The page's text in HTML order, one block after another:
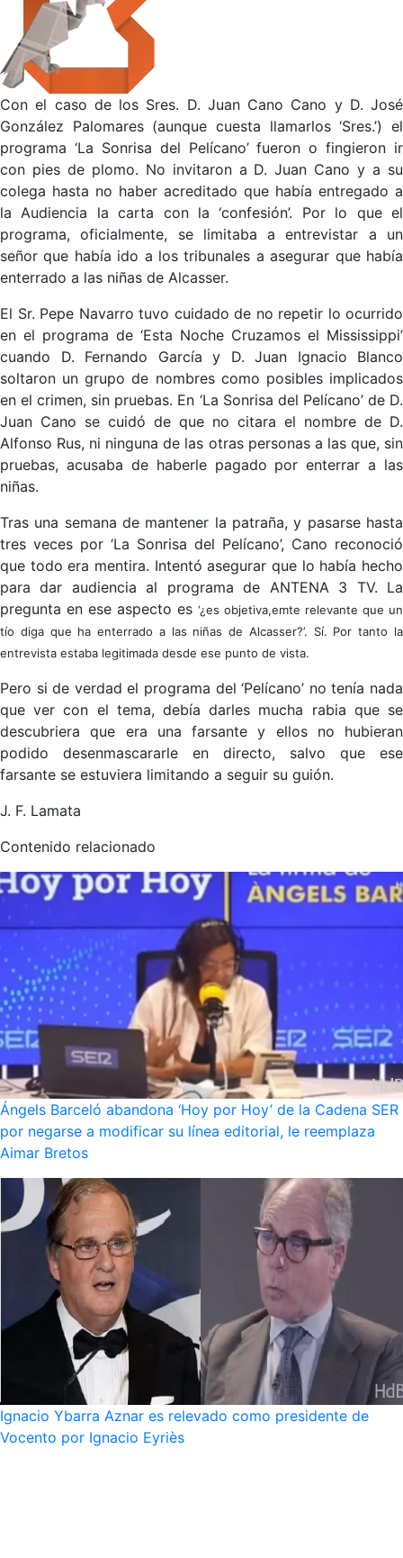
Con el caso de los Sres. D. Juan Cano Cano y D. José
González Palomares (aunque cuesta llamarlos ‘Sres.’) el
programa ‘La Sonrisa del Pelícano’ fueron o fingieron ir
con pies de plomo. No invitaron a D. Juan Cano y a su
colega hasta no haber acreditado que había entregado a
la Audiencia la carta con la ‘confesión’. Por lo que el
programa, oficialmente, se limitaba a entrevistar a un
señor que había ido a los tribunales a asegurar que había
enterrado a las niñas de Alcasser.
El Sr. Pepe Navarro tuvo cuidado de no repetir lo ocurrido
en el programa de ‘Esta Noche Cruzamos el Mississippi’
cuando D. Fernando García y D. Juan Ignacio Blanco
soltaron un grupo de nombres como posibles implicados
en el crimen, sin pruebas. En ‘La Sonrisa del Pelícano’ de D.
Juan Cano se cuidó de que no citara el nombre de D.
Alfonso Rus, ni ninguna de las otras personas a las que, sin
pruebas, acusaba de haberle pagado por enterrar a las
niñas.
Tras una semana de mantener la patraña, y pasarse hasta
tres veces por ‘La Sonrisa del Pelícano’, Cano reconoció
que todo era mentira. Intentó asegurar que lo había hecho
para dar audiencia al programa de ANTENA 3 TV. La
pregunta en ese aspecto es ‘¿es objetiva,emte relevante que un
tío diga que ha enterrado a las niñas de Alcasser?’. Sí. Por tanto la
entrevista estaba legitimada desde ese punto de vista.
Pero si de verdad el programa del ‘Pelícano’ no tenía nada
que ver con el tema, debía darles mucha rabia que se
descubriera que era una farsante y ellos no hubieran
podido desenmascararle en directo, salvo que ese
farsante se estuviera limitando a seguir su guión.
J. F. Lamata
Contenido relacionado
Ángels Barceló abandona ‘Hoy por Hoy’ de la Cadena SER
por negarse a modificar su línea editorial, le reemplaza
Aimar Bretos
Ignacio Ybarra Aznar es relevado como presidente de
Vocento por Ignacio Eyriès